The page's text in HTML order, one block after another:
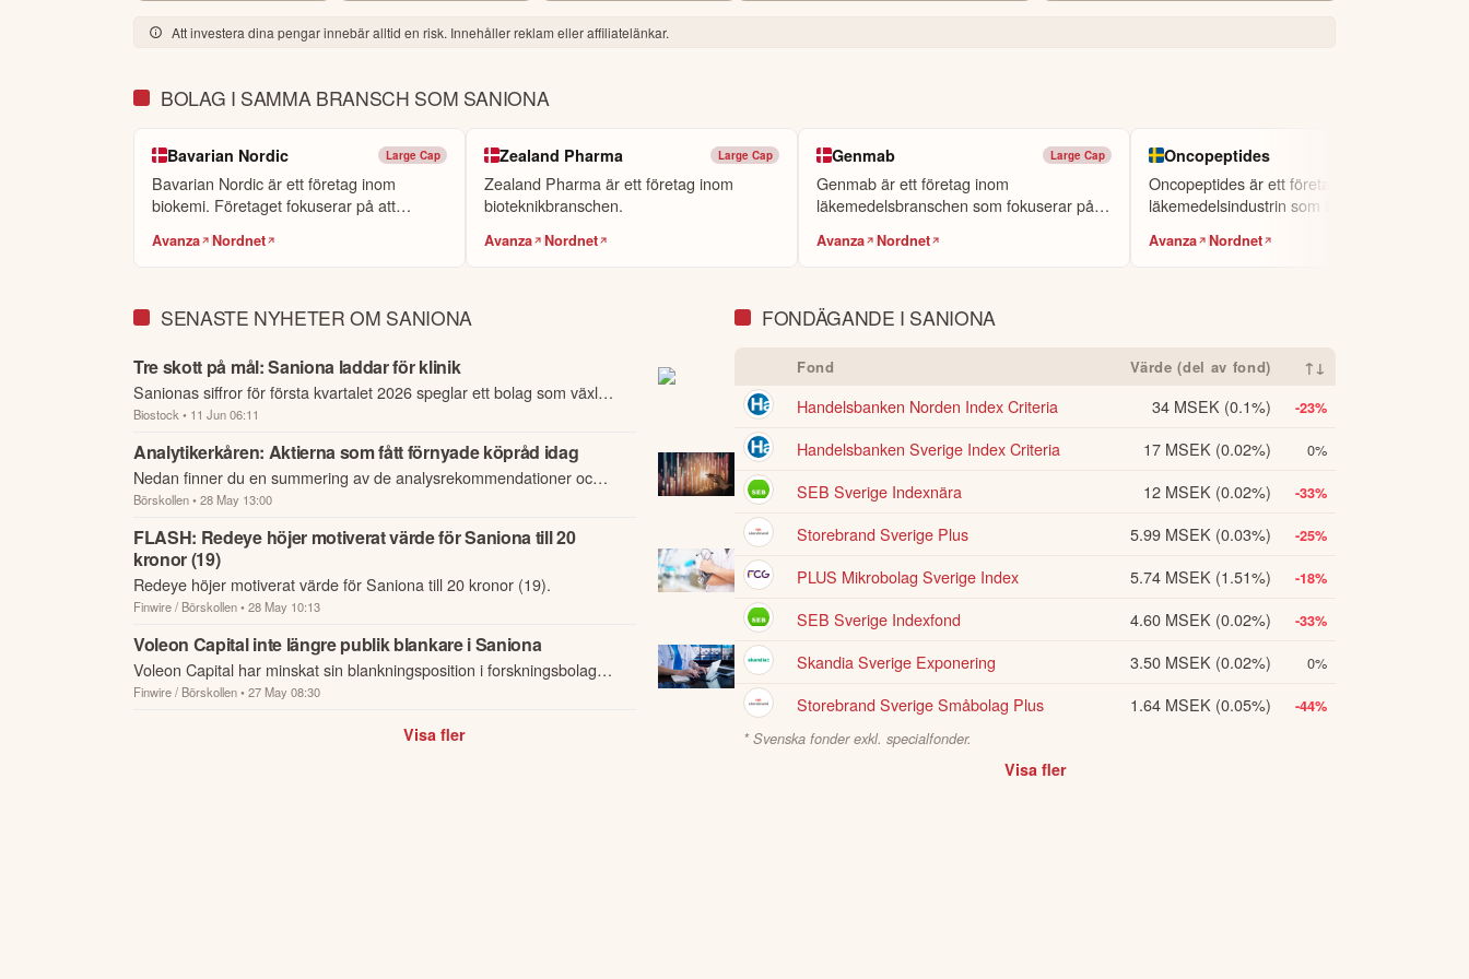
Med vänlig hälsning,
Thomas Feldthus
Denna summering har tagits fram med hjälp av AI och kan därför innehålla förenklingar eller sakna viss information. Innehållet ska inte ses som investeringsråd
eller personlig rådgivning. Ta alltid del av bolagets fullständiga kvartalsrapport innan du fattar investeringsbeslut. Historisk avkastning är ingen garanti för
framtida avkastning.Skulle du upptäcka fel eller andra förbättringsförslag i materialet är du välkommen attkontakta oss.
Att investera dina pengar innebär alltid en risk. Innehåller reklam eller affiliatelänkar.
BOLAG I SAMMA BRANSCH SOM SANIONA
Bavarian Nordic Large Cap
Bavarian Nordic är ett företag inom
biokemi. Företaget fokuserar på att
Avanza Nordnet
Zealand Pharma Large Cap
Zealand Pharma är ett företag inom
bioteknikbranschen.
Avanza Nordnet
Genmab Large Cap
Genmab är ett företag inom
läkemedelsbranschen som fokuserar på
Avanza Nordnet
Oncopeptides
Oncopeptides är ett företag inom
läkemedelsindustrin som ägnar sig åt
Avanza Nordnet
SENASTE NYHETER OM SANIONA
Tre skott på mål: Saniona laddar för klinik
Sanionas siffror för första kvartalet 2026 speglar ett bolag som växlar
från validering till praktiskt kliniskt genomförande.
Biostock • 11 Jun 06:11
Analytikerkåren: Aktierna som fått förnyade köpråd idag
Nedan finner du en summering av de analysrekommendationer och
riktkursförändringar som har rapporterats om idag den 28 maj.
Börskollen• 28 May 13:00
FLASH: Redeye höjer motiverat värde för Saniona till 20
kronor (19)
Redeye höjer motiverat värde för Saniona till 20 kronor (19).
Finwire / Börskollen• 28 May 10:13
Voleon Capital inte längre publik blankare i Saniona
Voleon Capital har minskat sin blankningsposition i forskningsbolaget
Saniona till under 0,5 procent av kapitalet och är därmed inte längre
Finwire / Börskollen• 27 May 08:30
Visa fler
FONDÄGANDE I SANIONA
Fond Värde (del av fond) ↑↓
Handelsbanken Norden Index Criteria 34 MSEK (0.1%) -23%
Handelsbanken Sverige Index Criteria 17 MSEK (0.02%) 0%
SEB Sverige Indexnära 12 MSEK (0.02%) -33%
Storebrand Sverige Plus 5.99 MSEK (0.03%) -25%
PLUS Mikrobolag Sverige Index 5.74 MSEK (1.51%) -18%
SEB Sverige Indexfond 4.60 MSEK (0.02%) -33%
Skandia Sverige Exponering 3.50 MSEK (0.02%) 0%
Storebrand Sverige Småbolag Plus 1.64 MSEK (0.05%)
-44%
* Svenska fonder exkl. specialfonder.
Visa fler